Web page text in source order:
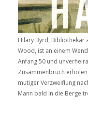
Hilary Byrd, Bibliothekar
Wood, ist an einem
Anfang 50 und
Zusammenbruch
mutiger Verzweiflung
Mann bald in die Berge